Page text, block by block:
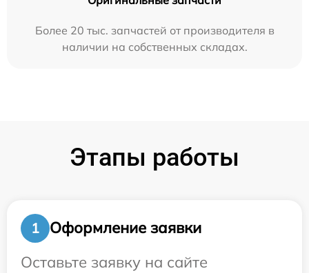
Более 20 тыс. запчастей от производителя в
наличии на собственных складах.
Этапы работы
1
Оформление заявки
Оставьте заявку на сайте